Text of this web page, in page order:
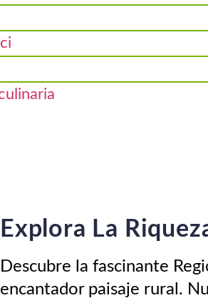
Explora La
Descubre la fascinante
encantador paisaje rural.